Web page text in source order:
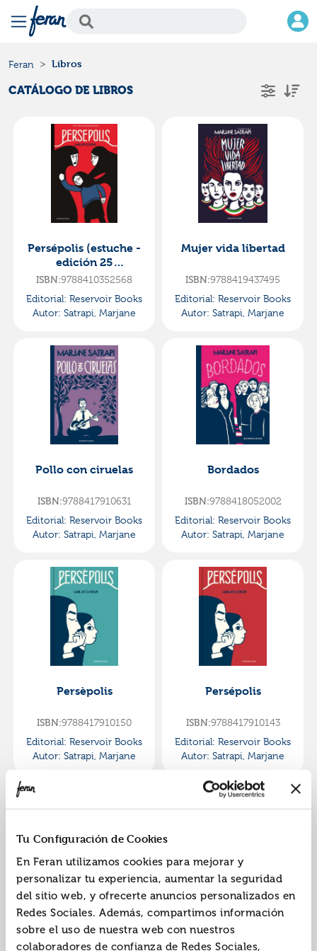
Tu Configuración de Cookies
En Feran utilizamos cookies para mejorar y
personalizar tu experiencia, aumentar la seguridad
del sitio web, y ofrecerte anuncios personalizados en
Redes Sociales. Además, compartimos información
sobre el uso de nuestra web con nuestros
colaboradores de confianza de Redes Sociales,
Feran Libros
CATÁLOGO DE LIBROS
Persépolis (estuche -
edición 25
aniversario)
ISBN:9788410352568
Editorial: Reservoir Books
Autor: Satrapi, Marjane
Mujer vida libertad
ISBN:9788419437495
Editorial: Reservoir Books
Autor: Satrapi, Marjane
Pollo con ciruelas
ISBN:9788417910631
Editorial: Reservoir Books
Autor: Satrapi, Marjane
Bordados
ISBN:9788418052002
Editorial: Reservoir Books
Autor: Satrapi, Marjane
Persèpolis
ISBN:9788417910150
Editorial: Reservoir Books
Autor: Satrapi, Marjane
Persépolis
ISBN:9788417910143
Editorial: Reservoir Books
Autor: Satrapi, Marjane
Persepolis
ISBN:9780099523994
PersÉpolis integral
ISBN:9788498470666